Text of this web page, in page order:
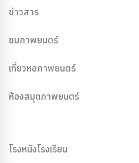
ข่าวสาร
ชมภาพยนตร์
เที่ยวหอภาพยนตร์
ห้องสมุดภาพยนตร์
โรงหนังโรงเรียน